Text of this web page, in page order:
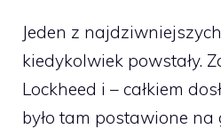
Jeden z
kiedykolwiek powstały.
Lockheed i – całkiem
było tam postawione na